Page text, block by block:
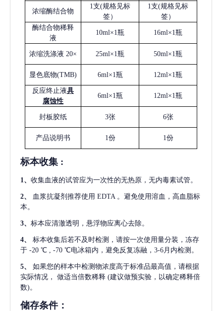
浓缩酶结合物
1支(规格见标
签）
1支(规格见标
签）
酶结合物稀释
液
10ml×1瓶 16ml×1瓶
浓缩洗涤液 20× 25ml×1瓶 50ml×1瓶
显色底物(TMB) 6ml×1瓶 12ml×1瓶
反应终止液具
腐蚀性
6ml×1瓶 12ml×1瓶
封板胶纸 3张 6张
产品说明书 1份 1份
标本收集 :
1、 收集血液的试管应为一次性的无热原，无内毒素试管。
2、 血浆抗凝剂推荐使用 EDTA 。避免使用溶血，高血脂标
本。
3、 标本应清澈透明，悬浮物应离心去除。
4、
标本收集后若不及时检测，请按一次使用量分装，冻存
于 -20 ℃ , -70 ℃电冰箱内，避免反复冻融，3-6月内检测。
5、
如果您的样本中检测物浓度高于标准品最高值，请根据
实际情况，
做适当倍数稀释 (建议做预实验，以确定稀释倍
数)。
储存条件：